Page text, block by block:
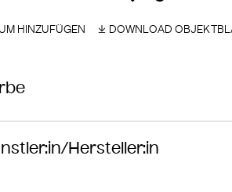
HINZUFÜGEN DOWNLOAD
Hersteller:in